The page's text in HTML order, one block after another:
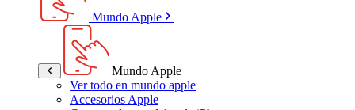
Mundo Apple
Mundo Apple
Ver todo en mundo apple
Accesorios Apple